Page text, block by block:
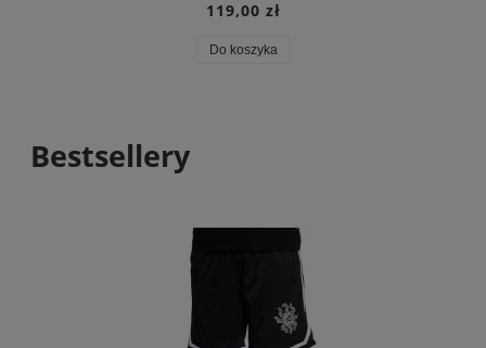
119,00 zł
Do koszyka
Bestsellery